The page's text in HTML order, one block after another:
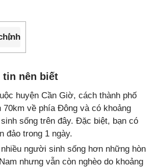
tin nên biết
huyện Cần Giờ, cách thành phố
70km về phía Đông và có khoảng
sống trên đây. Đặc biệt, bạn có
đảo trong 1 ngày.
người sinh sống hơn những hòn
nhưng vẫn còn nghèo do khoảng